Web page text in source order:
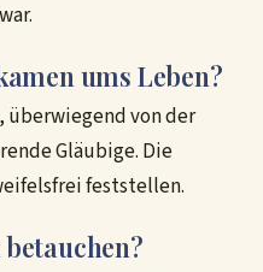
ums Leben?
überwiegend von der
Gläubige. Die
feststellen.